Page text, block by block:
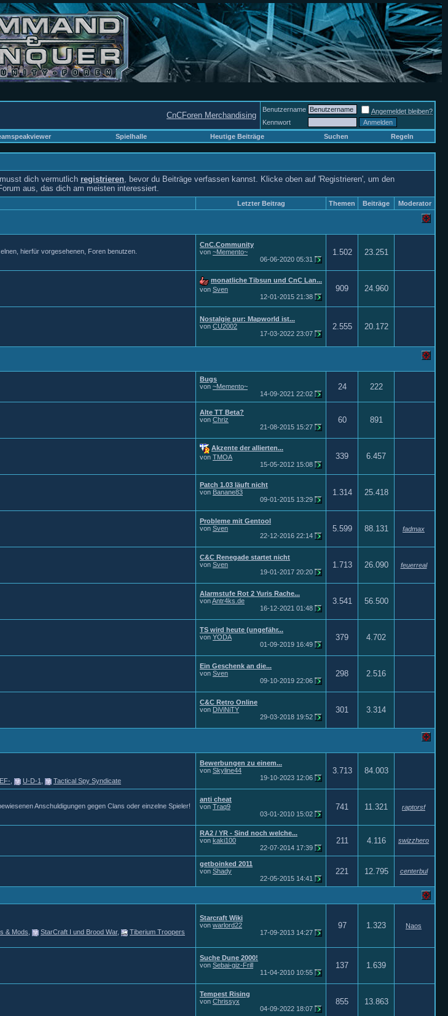
CnCForen Merchandising
Benutzername
Angemeldet bleiben?
Kennwort
Spielhalle Heutige Beiträge Suchen Regeln
dich vermutlich registrieren, bevor du Beiträge verfassen kannst. Klicke oben auf 'Registrieren', um den
aus, das dich am meisten interessiert.
Letzter Beitrag Themen Beiträge Moderator
hierfür vorgesehenen, Foren benutzen.
CnC.Community
von ~Memento~
06-06-2020 05:31
1.502 23.251
monatliche Tibsun und CnC Lan...
von Sven
12-01-2015 21:38
909 24.960
Nostalgie pur: Mapworld ist...
von CU2002
17-03-2022 23:07
2.555 20.172
Bugs
von ~Memento~
14-09-2021 22:02
24 222
Alte TT Beta?
von Chriz
21-08-2015 15:27
60 891
Akzente der allierten...
von TMOA
15-05-2012 15:08
339 6.457
Patch 1.03 läuft nicht
von Banane83
09-01-2015 13:29
1.314 25.418
Probleme mit Gentool
von Sven
22-12-2016 22:14
5.599 88.131 fadmax
C&C Renegade startet nicht
von Sven
19-01-2017 20:20
1.713 26.090 feuerreal
Alarmstufe Rot 2 Yuris Rache...
vonAntr4ks.de
16-12-2021 01:48
3.541 56.500
TS wird heute (ungefähr...
von YODA
01-09-2019 16:49
379 4.702
Ein Geschenk an die...
von Sven
09-10-2019 22:06
298 2.516
C&C Retro Online
von DiViNiTY
29-03-2018 19:52
301 3.314
U-D-1 Tactical Spy Syndicate
Bewerbungen zu einem...
von Skyline44
19-10-2023 12:06
3.713 84.003
Anschuldigungen gegen Clans oder einzelne Spieler!
anti cheat
von Traq9
03-01-2010 15:02
741 11.321 raptorsf
RA2 / YR - Sind noch welche...
von kaki100
22-07-2014 17:39
211 4.116 swizzhero
getboinked 2011
von Shady
22-05-2015 14:41
221 12.795 centerbul
& Mods StarCraft I und Brood War,
Tiberium Troopers
Starcraft Wiki
von warlord22
17-09-2013 14:27
97 1.323 Naos
Suche Dune 2000!
von Sebai-giz-Frill
11-04-2010 10:55
137 1.639
Tempest Rising
von Chrissyx
04-09-2022 18:07
855 13.863